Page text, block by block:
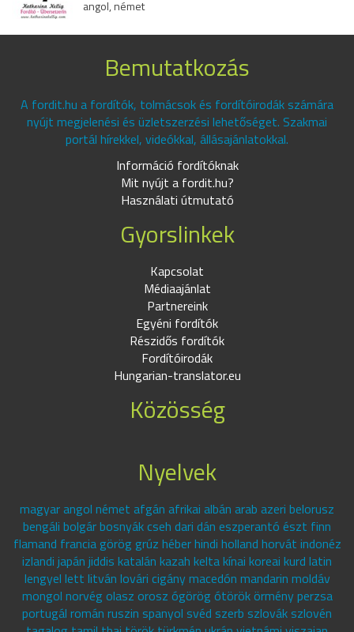
angol, német
Bemutatkozás
A fordit.hu a fordítók, tolmácsok és fordítóirodák számára
nyújt megjelenési és üzletszerzési lehetőséget. Szakmai
portál hírekkel, videókkal, állásajánlatokkal.
Információ fordítóknak
Mit nyújt a fordit.hu?
Használati útmutató
Gyorslinkek
Kapcsolat
Médiaajánlat
Partnereink
Egyéni fordítók
Részidős fordítók
Fordítóirodák
Hungarian-translator.eu
Közösség
Nyelvek
magyar angol német afgán afrikai albán arab azeri belorusz
bengáli bolgár bosnyák cseh dari dán eszperantó észt finn
flamand francia görög grúz héber hindi holland horvát indonéz
izlandi japán jiddis katalán kazah kelta kínai koreai kurd latin
lengyel lett litván lovári cigány macedón mandarin moldáv
mongol norvég olasz orosz ógörög ótörök örmény perzsa
portugál román ruszin spanyol svéd szerb szlovák szlovén